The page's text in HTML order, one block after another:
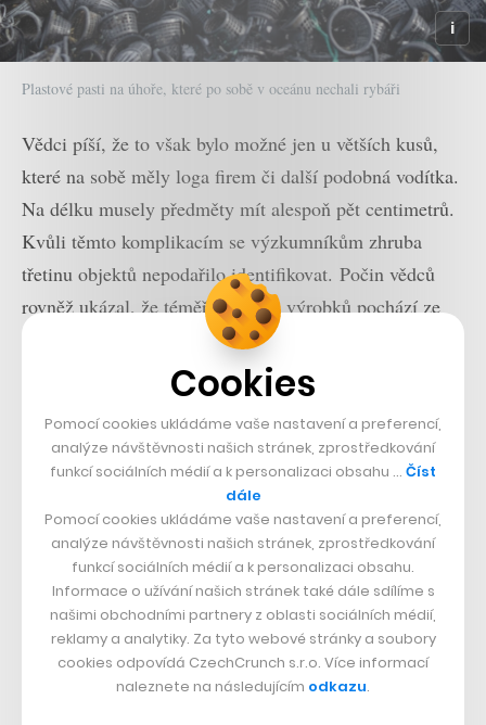
Plastové pasti na úhoře, které po sobě v oceánu nechali rybáři
Vědci píší, že to však bylo možné jen u větších kusů,
které na sobě měly loga firem či další podobná vodítka.
Na délku musely předměty mít alespoň pět centimetrů.
Kvůli těmto komplikacím se výzkumníkům zhruba
třetinu objektů nepodařilo identifikovat. Počin vědců
rovněž ukázal, že téměř polovina výrobků pochází ze
dvacátého století. Jako nejstarší identifikovali bójku z
Společnost The Ocean Cleanup už v roce 2018
upozornila, že více než padesát procent odpadu v
oblasti Velké tichomořské odpadkové skvrny zapomněli
nebo odhodili rybáři. Celosvětově podle některých
odhadů tvoří jejich náčiníaž třetinu oceánského
odpadu.
„Byť je na globální úrovni nadále stěžejní zachytávat
znečištění z řek, Velká tichomořská odpadková skvrna
Cookies
Pomocí cookies ukládáme vaše nastavení a preferencí,
analýze návštěvnosti našich stránek, zprostředkování
funkcí sociálních médií a k personalizaci obsahu … Číst
dále
Pomocí cookies ukládáme vaše nastavení a preferencí,
analýze návštěvnosti našich stránek, zprostředkování
funkcí sociálních médií a k personalizaci obsahu.
Informace o užívání našich stránek také dále sdílíme s
našimi obchodními partnery z oblasti sociálních médií,
reklamy a analytiky. Za tyto webové stránky a soubory
cookies odpovídá CzechCrunch s.r.o. Více informací
naleznete na následujícím odkazu.